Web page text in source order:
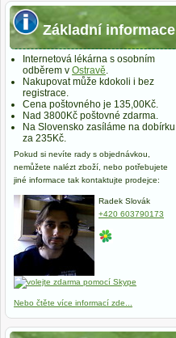
Základní informace
Internetová lékárna s osobním
odběrem v Ostravě.
Nakupovat může kdokoli i bez
registrace.
Cena poštovného je 135,00Kč.
Nad 3800Kč poštovné zdarma.
Na Slovensko zasíláme na dobírku
za 235Kč.
Pokud si nevíte rady s objednávkou,
nemůžete nalézt zboží, nebo potřebujete
jiné informace tak kontaktujte prodejce:
Radek Slovák
+420 603790173
Nebo čtěte více informací zde...